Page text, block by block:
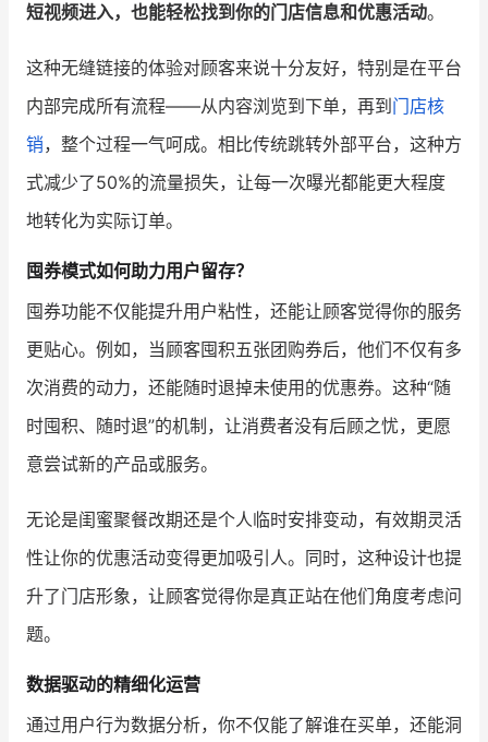
短视频进入，也能轻松找到你的门店信息和优惠活动。
这种无缝链接的体验对顾客来说十分友好，特别是在平台
内部完成所有流程——从内容浏览到下单，再到 门店核
销，整个过程一气呵成。相比传统跳转外部平台，这种方
式减少了50%的流量损失，让每一次曝光都能更大程度
地转化为实际订单。
囤券模式如何助力用户留存？
囤券功能不仅能提升用户粘性，还能让顾客觉得你的服务
更贴心。例如，当顾客囤积五张团购券后，他们不仅有多
次消费的动力，还能随时退掉未使用的优惠券。这种“随
时囤积、随时退”的机制，让消费者没有后顾之忧，更愿
意尝试新的产品或服务。
无论是闺蜜聚餐改期还是个人临时安排变动，有效期灵活
性让你的优惠活动变得更加吸引人。同时，这种设计也提
升了门店形象，让顾客觉得你是真正站在他们角度考虑问
题。
数据驱动的精细化运营
通过用户行为数据分析，你不仅能了解谁在买单，还能洞